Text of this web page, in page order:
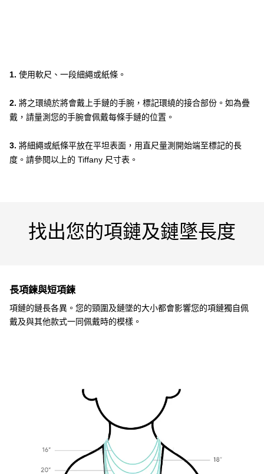
1. 使用軟尺、一段細繩或紙條。
2. 將之環繞於將會戴上手鏈的手腕，標記環繞的接合部份。如為疊
戴，請量測您的手腕會佩戴每條手鏈的位置。
3. 將細繩或紙條平放在平坦表面，用直尺量測開始端至標記的長
度。請參閱以上的 Tiffany 尺寸表。
找出您的項鏈及鏈墜長度
長項鍊與短項鍊
項鏈的鏈長各異。您的頸圍及鏈墜的大小都會影響您的項鏈獨自佩
戴及與其他款式一同佩戴時的模樣。